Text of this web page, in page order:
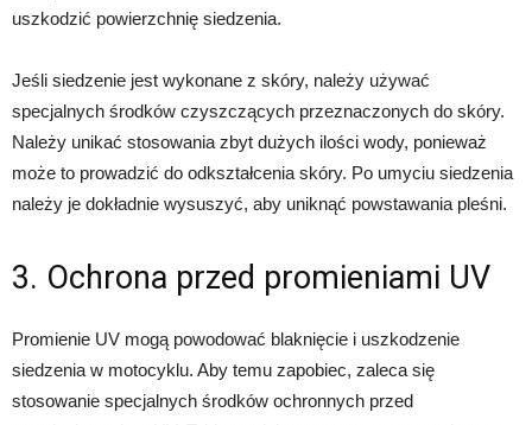
uszkodzić powierzchnię siedzenia.
Jeśli siedzenie jest wykonane z skóry, należy używać
specjalnych środków czyszczących przeznaczonych do skóry.
Należy unikać stosowania zbyt dużych ilości wody, ponieważ
może to prowadzić do odkształcenia skóry. Po umyciu siedzenia
należy je dokładnie wysuszyć, aby uniknąć powstawania pleśni.
3. Ochrona przed promieniami UV
Promienie UV mogą powodować blaknięcie i uszkodzenie
siedzenia w motocyklu. Aby temu zapobiec, zaleca się
stosowanie specjalnych środków ochronnych przed